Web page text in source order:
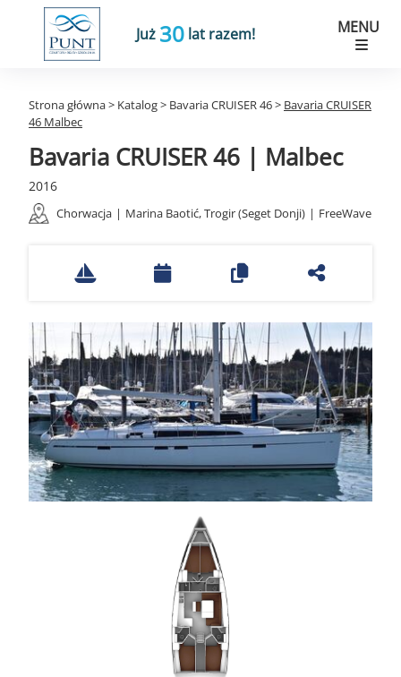
Już 30 lat razem! MENU
Strona główna> Katalog> Bavaria CRUISER 46> Bavaria CRUISER
46 Malbec
Bavaria CRUISER 46 | Malbec
2016
Chorwacja | Marina Baotić, Trogir (Seget Donji) | FreeWave